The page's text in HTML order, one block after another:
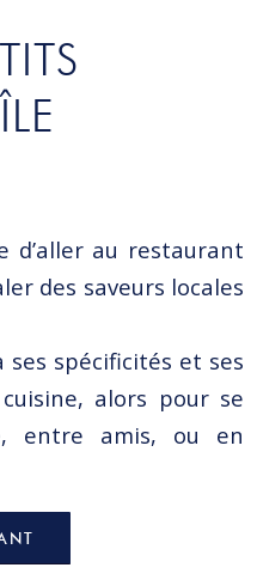
d’aller au restaurant
des saveurs locales
ses spécificités et ses
alors pour se
entre amis, ou en